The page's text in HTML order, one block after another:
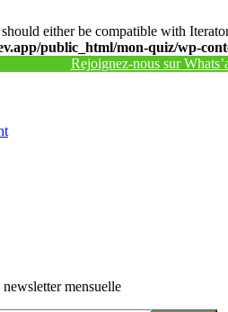
either be compatible with
public_html/mon-quiz/wp-
Rejoignez-nous sur
mensuelle